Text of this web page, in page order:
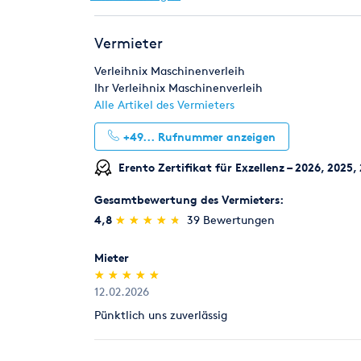
Risikoeinstufung individuell durch unsere
Rücknahme von Verbrauchsmaterial
Verbrauchsmaterial (z.B. Schleifpapiere für
innerhalb von 7 Tagen zum Verkaufspreis
Legitimation
Als Neukunde bitten wir Sie einen gültigen
(Personalausweis).
Schweißen & Löten Umziehen
Vermieter
Verleihnix Maschinenverleih
Ihr Verleihnix Maschinenverleih
Alle Artikel des Vermieters
+49... Rufnummer anzeigen
Erento Zertifikat für Exzellenz – 2026, 2025,
Gesamtbewertung des Vermieters:
4,8 (*)
★
★
(*) ★
★
(*) ★
★
(*) ★
★
(*) ★
★ 39 Bewertungen
Mieter
(*)
★
★
(*) ★
★
(*) ★
★
(*) ★
★
(*) ★
★
12.02.2026
Pünktlich uns zuverlässig